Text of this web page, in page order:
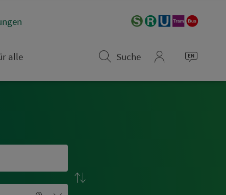
alle
Suche